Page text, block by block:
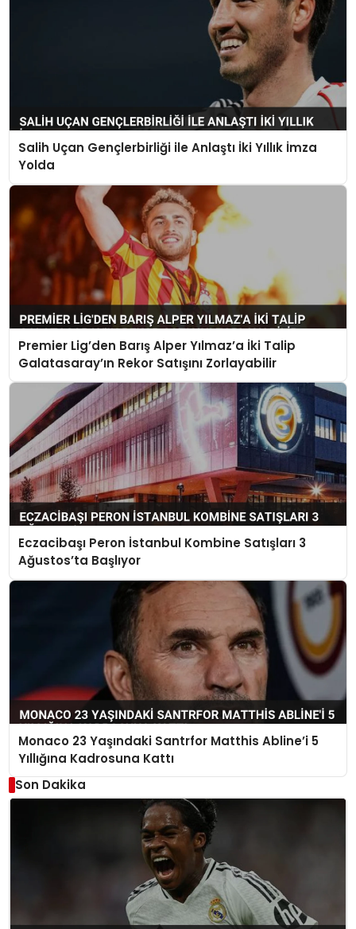
Salih Uçan Gençlerbirliği ile Anlaştı İki Yıllık İmza
Yolda
Premier Lig’den Barış Alper Yılmaz’a İki Talip
Galatasaray’ın Rekor Satışını Zorlayabilir
Eczacibaşı Peron İstanbul Kombine Satışları 3
Ağustos’ta Başlıyor
Monaco 23 Yaşındaki Santrfor Matthis Abline’i 5
Yıllığına Kadrosuna Kattı
Son Dakika